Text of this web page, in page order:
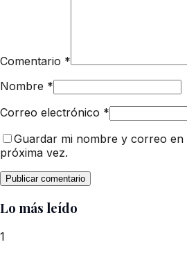
Comentario *
Nombre *
Correo electrónico *
Guardar mi nombre y correo en
próxima vez.
Lo más leído
1